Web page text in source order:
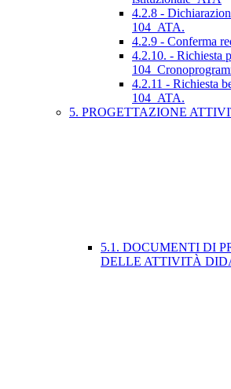
4.2.8 -
104_ATA.
4.2.9 - Conferma
4.2.10. - Richiesta
4.2.11 - Richiesta
104_ATA.
5. PROGETTAZIONE
5.1. DOCUMENTI DI
DELLE ATTIVITÀ